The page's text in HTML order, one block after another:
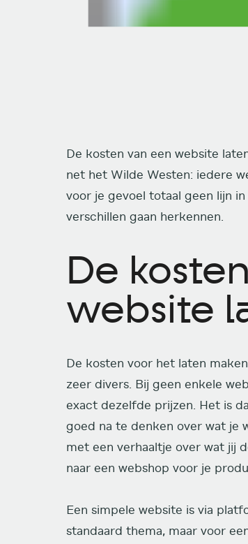
De kosten van een website
net het Wilde Westen: iedere
voor je gevoel totaal geen lijn
verschillen gaan herkennen.
De
website
De kosten voor het laten
zeer divers. Bij geen enkele
exact dezelfde prijzen. Het is
goed na te denken over wat je
met een verhaaltje over wat jij
naar een webshop voor je
Een simpele website is via
standaard thema, maar voor